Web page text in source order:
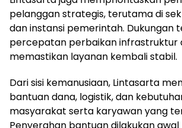
pelanggan strategis, terutama di
dan instansi pemerintah. Dukungan
percepatan perbaikan infrastruktur
memastikan layanan kembali stabil.
Dari sisi kemanusiaan, Lintasarta
bantuan dana, logistik, dan
masyarakat serta karyawan yang
Penyerahan bantuan dilakukan